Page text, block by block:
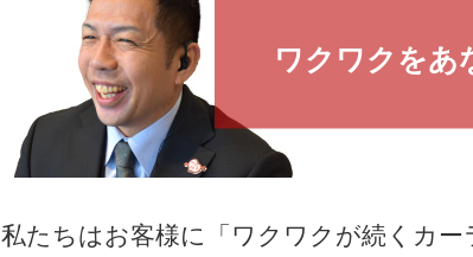
ワクワクをあ
私たちはお客様に「ワクワクが続くカー